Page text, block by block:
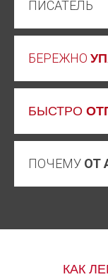
ПИСАТЕЛЬ
БЕРЕЖНО
БЫСТРО
ПОЧЕМУ ОТ
КАК